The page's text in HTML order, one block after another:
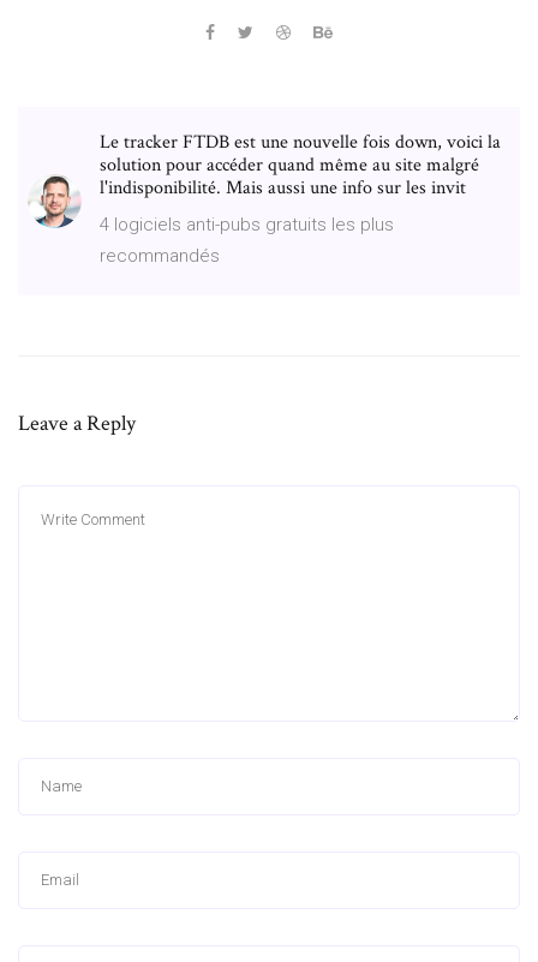
Le tracker FTDB est une nouvelle fois down, voici la
solution pour accéder quand même au site malgré
l'indisponibilité. Mais aussi une info sur les invit
4 logiciels anti-pubs gratuits les plus
recommandés
Leave a Reply